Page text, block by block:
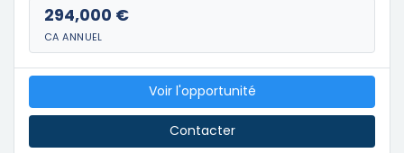
294,000 €
CA ANNUEL
Voir l'opportunité
Contacter